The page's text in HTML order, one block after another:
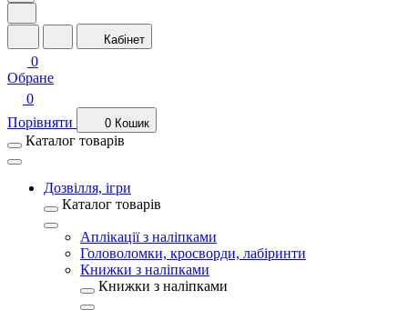
Кабінет
0
Обране
0
Порівняти
0 Кошик
Каталог товарів
Дозвілля, ігри
Каталог товарів
Аплікації з наліпками
Головоломки, кросворди, лабіринти
Книжки з наліпками
Книжки з наліпками